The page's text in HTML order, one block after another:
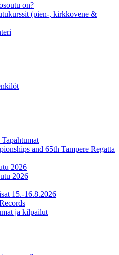
on?
(pien-, kirkkovene &
and 65th Tampere Regatta
2026
2026
15.-16.8.2026
ja kilpailut